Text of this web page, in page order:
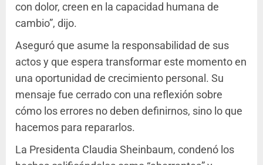
con dolor, creen en la capacidad humana de
cambio”, dijo.
Aseguró que asume la responsabilidad de sus
actos y que espera transformar este momento en
una oportunidad de crecimiento personal. Su
mensaje fue cerrado con una reflexión sobre
cómo los errores no deben definirnos, sino lo que
hacemos para repararlos.
La Presidenta Claudia Sheinbaum, condenó los